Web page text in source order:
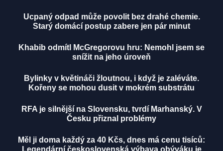
Ucpaný odpad může povolit bez drahé chemie.
Starý domácí postup zabere jen pár minut
Khabib odmítl McGregorovu hru: Nemohl jsem se
snížit na jeho úroveň
Bylinky v květináči žloutnou, i když je zaléváte.
Kořeny se mohou dusit v mokrém substrátu
RFA je silnější na Slovensku, tvrdí Marhanský. V
Česku přiznal problémy
Měl ji doma každý za 40 Kčs, dnes má cenu tisíců:
Legendární československá výbava obýváku je